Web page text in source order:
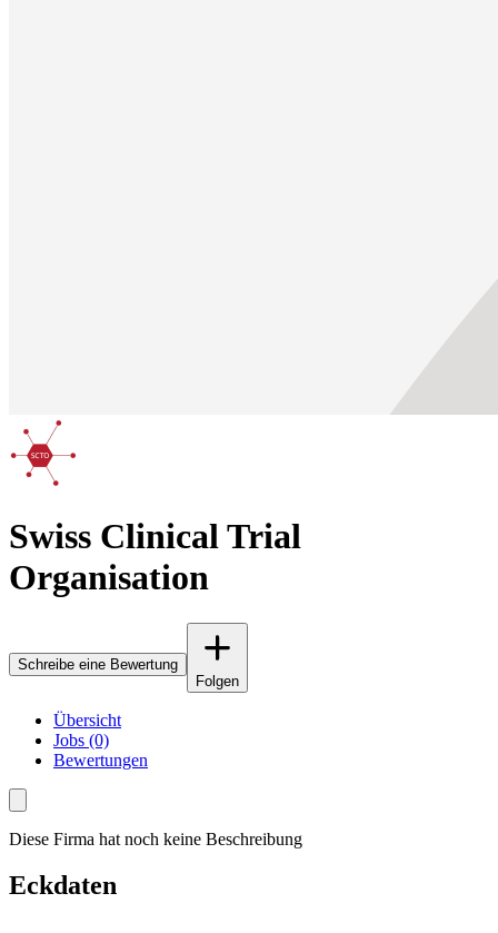
Swiss Clinical Trial
Organisation
Schreibe eine Bewertung
Folgen
Übersicht
Jobs (0)
Bewertungen
Diese Firma hat noch keine Beschreibung
Eckdaten